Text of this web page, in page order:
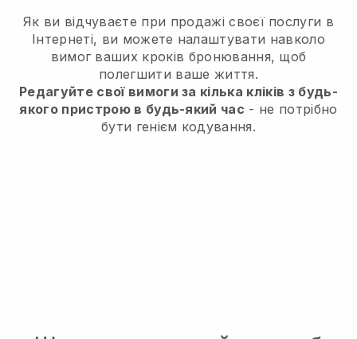
Як ви відчуваєте при продажі своєї послуги в
Інтернеті, ви можете налаштувати навколо
вимог ваших кроків бронювання, щоб
полегшити ваше життя.
Редагуйте свої вимоги за кілька кліків з будь-
якого пристрою в будь-який час - не потрібно
бути генієм кодування.